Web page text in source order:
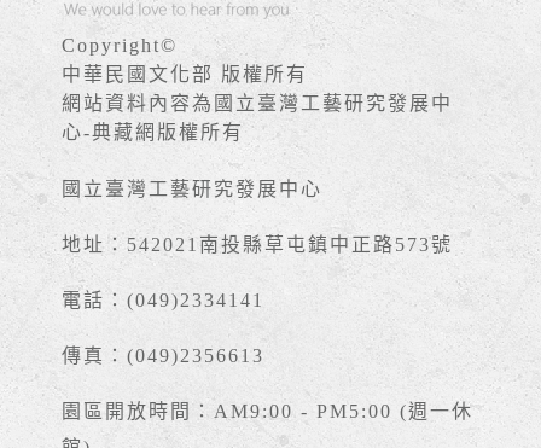
Copyright©
中華民國文化部 版權所有
網站資料內容為國立臺灣工藝研究發展中
心-典藏網版權所有
國立臺灣工藝研究發展中心
地址：542021南投縣草屯鎮中正路573號
電話：(049)2334141
傳真：(049)2356613
園區開放時間：AM9:00 - PM5:00 (週一休